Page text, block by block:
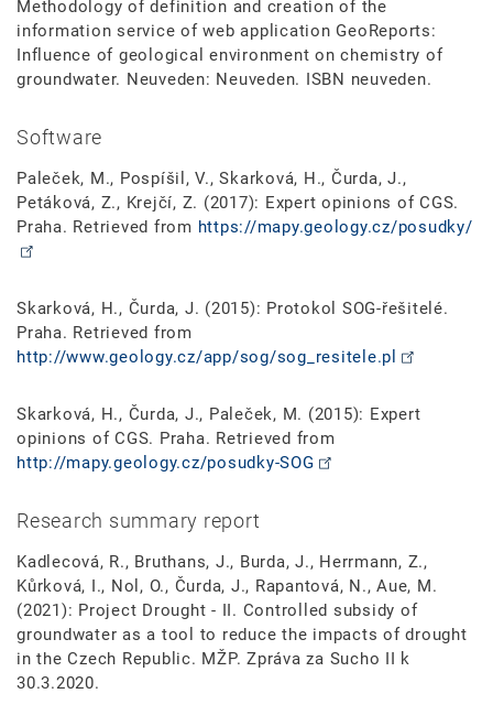
Methodology of definition and creation of the
information service of web application GeoReports:
Influence of geological environment on chemistry of
groundwater. Neuveden: Neuveden. ISBN neuveden.
Software
Paleček, M., Pospíšil, V., Skarková, H., Čurda, J.,
Petáková, Z., Krejčí, Z. (2017): Expert opinions of CGS.
Praha. Retrieved from https://mapy.geology.cz/posudky/
Skarková, H., Čurda, J. (2015): Protokol SOG-řešitelé.
Praha. Retrieved from
http://www.geology.cz/app/sog/sog_resitele.pl
Skarková, H., Čurda, J., Paleček, M. (2015): Expert
opinions of CGS. Praha. Retrieved from
http://mapy.geology.cz/posudky-SOG
Research summary report
Kadlecová, R., Bruthans, J., Burda, J., Herrmann, Z.,
Kůrková, I., Nol, O., Čurda, J., Rapantová, N., Aue, M.
(2021): Project Drought - II. Controlled subsidy of
groundwater as a tool to reduce the impacts of drought
in the Czech Republic. MŽP. Zpráva za Sucho II k
30.3.2020.